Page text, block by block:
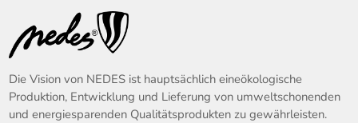
Die Vision von NEDES ist hauptsächlich eineökologische
Produktion, Entwicklung und Lieferung von umweltschonenden
und energiesparenden Qualitätsprodukten zu gewährleisten.